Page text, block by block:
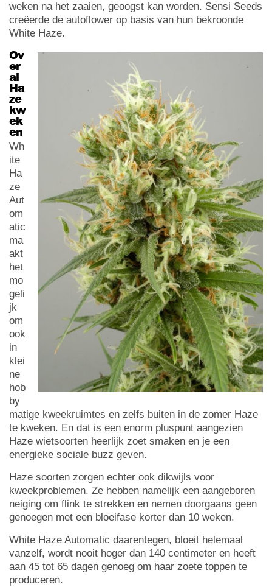
weken na het zaaien, geoogst kan worden. Sensi Seeds
creëerde de autoflower op basis van hun bekroonde
White Haze.
Ov
er
al
Ha
ze
kw
ek
en
Wh
ite
Ha
ze
Aut
om
atic
ma
akt
het
mo
geli
jk
om
ook
in
klei
ne
hob
by
matige kweekruimtes en zelfs buiten in de zomer Haze
te kweken. En dat is een enorm pluspunt aangezien
Haze wietsoorten heerlijk zoet smaken en je een
energieke sociale buzz geven.
Haze soorten zorgen echter ook dikwijls voor
kweekproblemen. Ze hebben namelijk een aangeboren
neiging om flink te strekken en nemen doorgaans geen
genoegen met een bloeifase korter dan 10 weken.
White Haze Automatic daarentegen, bloeit helemaal
vanzelf, wordt nooit hoger dan 140 centimeter en heeft
aan 45 tot 65 dagen genoeg om haar zoete toppen te
produceren.